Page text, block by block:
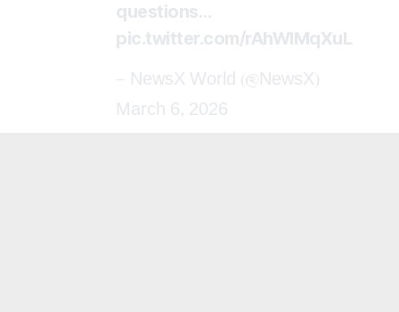
questions…
pic.twitter.com/rAhWlMqXuL
— NewsX World (@NewsX)
March 6, 2026